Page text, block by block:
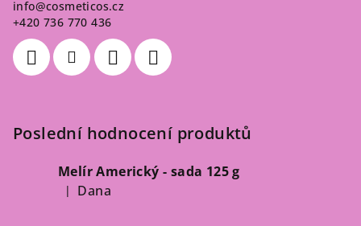
info@cosmeticos.cz
+420 736 770 436
Poslední hodnocení produktů
Melír Americký - sada 125 g
Hodnocení produktu je 5 z 5 hvězdiček.
| Dana